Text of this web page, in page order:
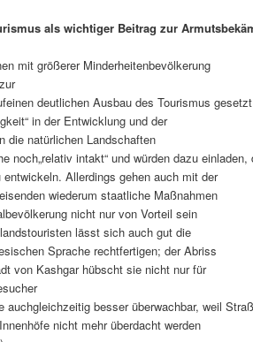
als wichtiger Beitrag zur
mit größerer Minderheitenbevölkerung
deutlichen Ausbau des Tourismus
in der Entwicklung und der
die natürlichen Landschaften
noch„relativ intakt“ und würden dazu einladen,
Allerdings gehen auch mit der
wiederum staatliche Maßnahmen
nicht nur von Vorteil sein
lässt sich auch gut die
Sprache rechtfertigen; der Abriss
von Kashgar hübscht sie nicht nur für
auchgleichzeitig besser überwachbar, weil
nicht mehr überdacht werden